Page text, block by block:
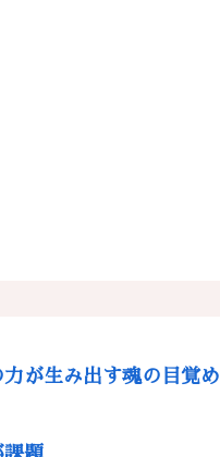
が生み出す魂の目覚め